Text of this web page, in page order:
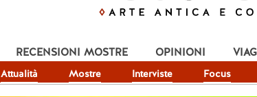
Attualità Mostre Interviste Focus
RECENSIONI MOSTRE OPINIONI